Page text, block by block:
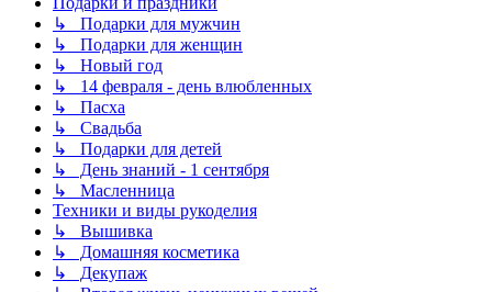
↳ Подарки для мужчин
↳ Подарки для женщин
↳ Новый год
↳ 14 февраля - день влюбленных
↳ Пасха
↳ Свадьба
↳ Подарки для детей
↳ День знаний - 1 сентября
↳ Масленница
Техники и виды рукоделия
↳ Вышивка
↳ Домашняя косметика
↳ Декупаж